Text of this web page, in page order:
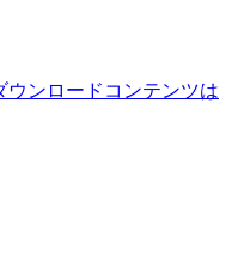
ンロードコンテンツは